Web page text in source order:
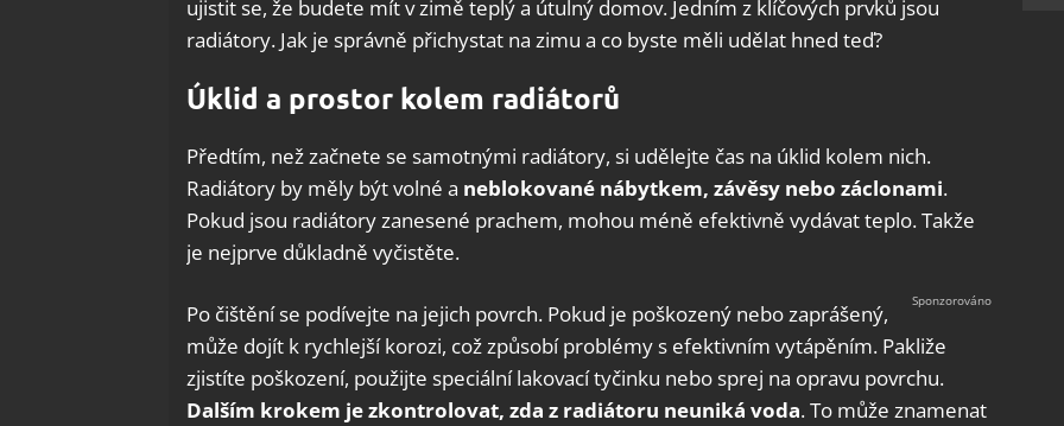
ujistit se, že budete mít v zimě teplý a útulný domov. Jedním z klíčových prvků jsou
radiátory. Jak je správně přichystat na zimu a co byste měli udělat hned teď?
Úklid a prostor kolem radiátorů
Předtím, než začnete se samotnými radiátory, si udělejte čas na úklid kolem nich.
Radiátory by měly být volné a neblokované nábytkem, závěsy nebo záclonami.
Pokud jsou radiátory zanesené prachem, mohou méně efektivně vydávat teplo. Takže
je nejprve důkladně vyčistěte.
Po čištění se podívejte na jejich povrch. Pokud je poškozený nebo zaprášený,
může dojít k rychlejší korozi, což způsobí problémy s efektivním vytápěním. Pakliže
zjistíte poškození, použijte speciální lakovací tyčinku nebo sprej na opravu povrchu.
Dalším krokem je zkontrolovat, zda z radiátoru neuniká voda. To může znamenat